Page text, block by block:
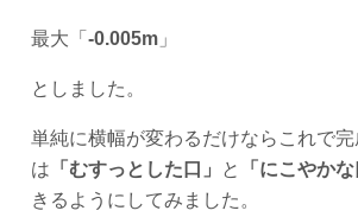
最大「 -0.005m」
としました。
単純に横幅が変わるだけならこれで
は 「むすっとした口」 と 「にこやかな
きるようにしてみました。